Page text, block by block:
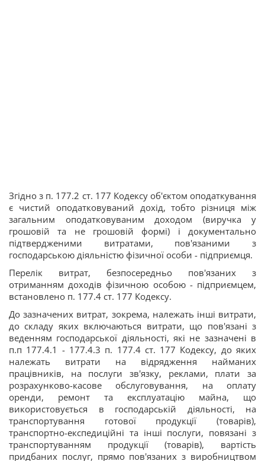
Згідно з п. 177.2 ст. 177 Кодексу об'єктом оподаткування
є чистий оподатковуваний дохід, тобто різниця між
загальним оподатковуваним доходом (виручка у
грошовій та не грошовій формі) і документально
підтвердженими витратами, пов'язаними з
господарською діяльністю фізичної особи - підприємця.
Перелік витрат, безпосередньо пов'язаних з
отриманням доходів фізичною особою - підприємцем,
встановлено п. 177.4 ст. 177 Кодексу.
До зазначених витрат, зокрема, належать інші витрати,
до складу яких включаються витрати, що пов'язані з
веденням господарської діяльності, які не зазначені в
п.п 177.4.1 - 177.4.3 п. 177.4 ст. 177 Кодексу, до яких
належать витрати на відрядження найманих
працівників, на послуги зв'язку, реклами, плати за
розрахунково-касове обслуговування, на оплату
оренди, ремонт та експлуатацію майна, що
використовується в господарській діяльності, на
транспортування готової продукції (товарів),
транспортно-експедиційні та інші послуги, повязані з
транспортуванням продукції (товарів), вартість
придбаних послуг, прямо пов'язаних з виробництвом